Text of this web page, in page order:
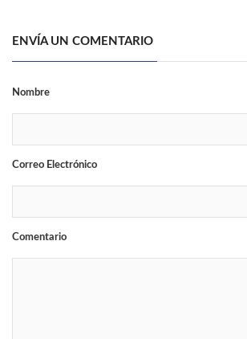
ENVÍA UN COMENTARIO
Nombre
Correo Electrónico
Comentario